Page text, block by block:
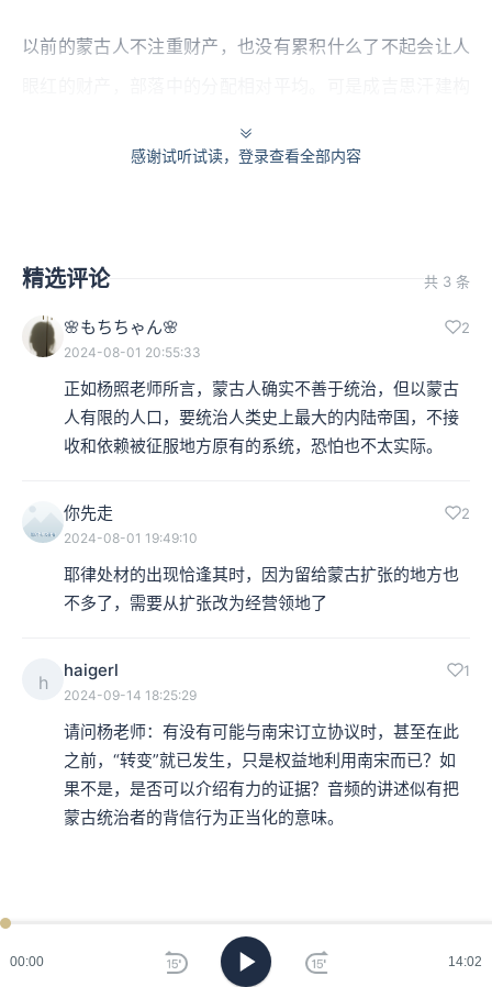
00:00 14:02
以前的蒙古人不注重财产，也没有累积什么了不起会让人
起如此庞大有效的战争机器，一开出去就能收进来惊人的
资源，有时候甚至不用真的发动他的这个庞大的战争机
这时候由谁来继承就变成了大问题。蒙古部落没有固定的
习惯，缺乏足够的约束力。于是很多时候，传统被打破
了，转而以实力竞争较量高下来争夺继承权。
窝阔台时期的长子西征与灭金战争
本集编辑：dy、小蝉
感谢试听试读，登录查看全部内容
精选评论 共 3 条
🌸もちちゃん🌸 2
2024-08-01 20:55:33
正如杨照老师所言，蒙古人确实不善于统治，但以蒙古
人有限的人口，要统治人类史上最大的内陆帝国，不接
收和依赖被征服地方原有的系统，恐怕也不太实际。
你先走 2
2024-08-01 19:49:10
耶律处材的出现恰逢其时，因为留给蒙古扩张的地方也
不多了，需要从扩张改为经营领地了
h
haigerl 1
2024-09-14 18:25:29
请问杨老师：有没有可能与南宋订立协议时，甚至在此
之前，“转变”就已发生，只是权益地利用南宋而已？如
果不是，是否可以介绍有力的证据？音频的讲述似有把
蒙古统治者的背信行为正当化的意味。